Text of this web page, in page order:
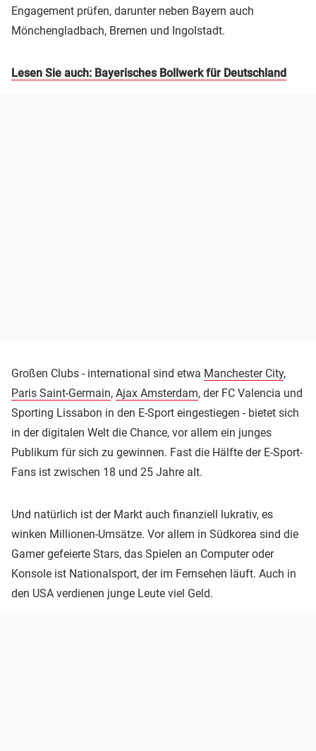
Engagement prüfen, darunter neben Bayern auch
Mönchengladbach, Bremen und Ingolstadt.
Lesen Sie auch: Bayerisches Bollwerk für Deutschland
Großen Clubs - international sind etwa Manchester City,
Paris Saint-Germain, Ajax Amsterdam, der FC Valencia und
Sporting Lissabon in den E-Sport eingestiegen - bietet sich
in der digitalen Welt die Chance, vor allem ein junges
Publikum für sich zu gewinnen. Fast die Hälfte der E-Sport-
Fans ist zwischen 18 und 25 Jahre alt.
Und natürlich ist der Markt auch finanziell lukrativ, es
winken Millionen-Umsätze. Vor allem in Südkorea sind die
Gamer gefeierte Stars, das Spielen an Computer oder
Konsole ist Nationalsport, der im Fernsehen läuft. Auch in
den USA verdienen junge Leute viel Geld.